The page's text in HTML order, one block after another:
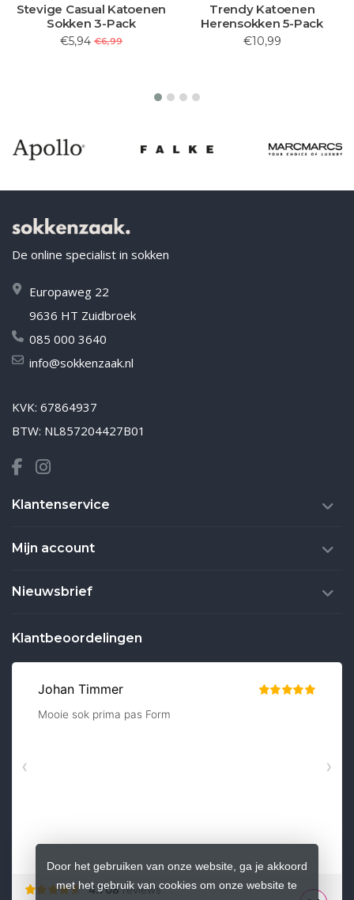
Stevige Casual Katoenen
Sokken 3-Pack
€5,94 €6,99
Trendy Katoenen
Herensokken 5-Pack
€10,99
De online specialist in sokken
Europaweg 22
9636 HT Zuidbroek
085 000 3640
info@sokkenzaak.nl
KVK: 67864937
BTW: NL857204427B01
Klantenservice
Mijn account
Nieuwsbrief
Klantbeoordelingen
Door het gebruiken van onze website, ga je akkoord
met het gebruik van cookies om onze website te